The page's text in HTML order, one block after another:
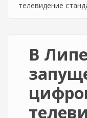
телевидение
В